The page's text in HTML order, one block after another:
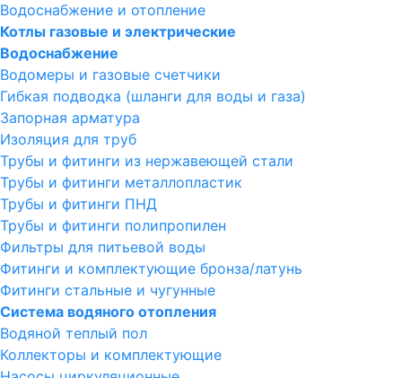
Водоснабжение и отопление
Котлы газовые и электрические
Водоснабжение
Водомеры и газовые счетчики
Гибкая подводка (шланги для воды и газа)
Запорная арматура
Изоляция для труб
Трубы и фитинги из нержавеющей стали
Трубы и фитинги металлопластик
Трубы и фитинги ПНД
Трубы и фитинги полипропилен
Фильтры для питьевой воды
Фитинги и комплектующие бронза/латунь
Фитинги стальные и чугунные
Система водяного отопления
Водяной теплый пол
Коллекторы и комплектующие